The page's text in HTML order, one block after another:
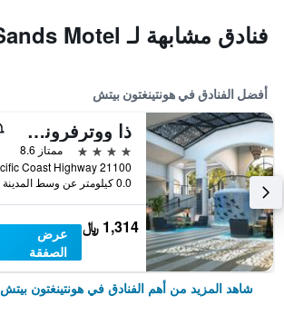
فنادق مشابهة لـ Sun'n Sands Motel
أفضل الفنادق في هونتينغتون بيتش
ذا ووترفرونت بيتش ريزورت، إحدى فنادق هيلتون
4 نجوم
ممتاز 8.6
0.0 كيلومتر عن وسط المدينة
1,314 ﷼
عرض
الصفقة
شاهد المزيد من أهم الفنادق في هونتينغتون بيتش